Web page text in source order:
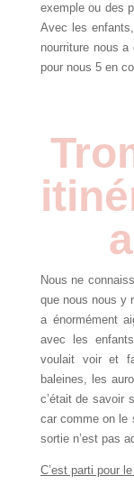
exemple ou des
Avec les
nourriture nous
pour nous 5 en
Nous ne
que nous nous y
a énormément
avec les
voulait voir et
baleines, les
c’était de savoir
car comme on le
sortie n’est pas
C’est parti pour